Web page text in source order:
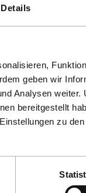
Details
geben wir
Analysen
bereitgestellt
zu
dem Tag, an dem
Die Frist ist
zurückgesandt
nicht
geschätzt.
auf einen
mit ihnen